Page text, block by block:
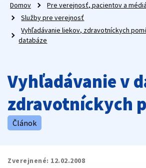
Domov
Pre verejnosť, pacientov a médiá
Služby pre verejnosť
Vyhľadávanie liekov, zdravotníckych
databáze
Vyhľadávanie v
zdravotníckych
Článok
Zverejnené: 12.02.2008